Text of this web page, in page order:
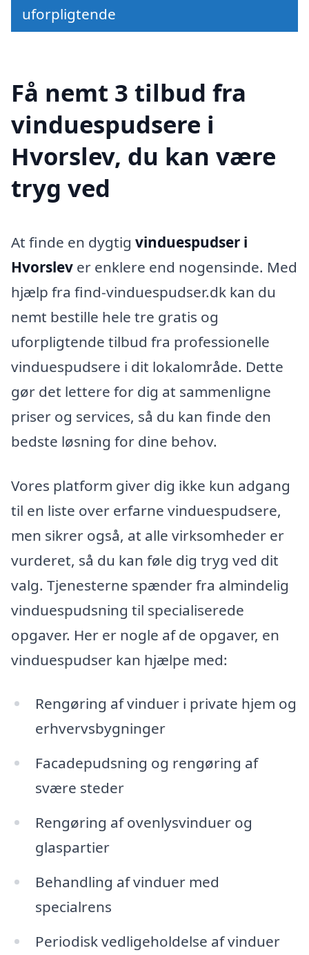
uforpligtende
Få nemt 3 tilbud fra
vinduespudsere i
Hvorslev, du kan være
tryg ved
At finde en dygtig vinduespudser i
Hvorslev er enklere end nogensinde. Med
hjælp fra find-vinduespudser.dk kan du
nemt bestille hele tre gratis og
uforpligtende tilbud fra professionelle
vinduespudsere i dit lokalområde. Dette
gør det lettere for dig at sammenligne
priser og services, så du kan finde den
bedste løsning for dine behov.
Vores platform giver dig ikke kun adgang
til en liste over erfarne vinduespudsere,
men sikrer også, at alle virksomheder er
vurderet, så du kan føle dig tryg ved dit
valg. Tjenesterne spænder fra almindelig
vinduespudsning til specialiserede
opgaver. Her er nogle af de opgaver, en
vinduespudser kan hjælpe med:
Rengøring af vinduer i private hjem og
erhvervsbygninger
Facadepudsning og rengøring af
svære steder
Rengøring af ovenlysvinduer og
glaspartier
Behandling af vinduer med
specialrens
Periodisk vedligeholdelse af vinduer